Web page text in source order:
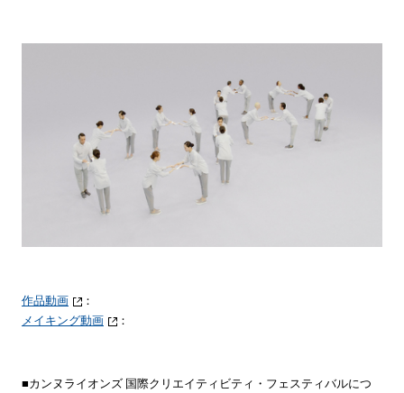
作品動画
：
メイキング動画
：
■カンヌライオンズ 国際クリエイティビティ・フェスティバルにつ